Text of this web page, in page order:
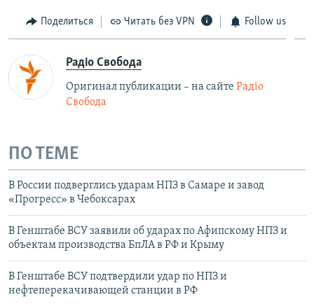
Поделиться Читать без VPN Follow us
Радіо Свобода
Оригинал публикации – на сайте Радіо
Свобода
ПО ТЕМЕ
В России подверглись ударам НПЗ в Самаре и завод
«Прогресс» в Чебоксарах
В Генштабе ВСУ заявили об ударах по Афипскому НПЗ и
объектам производства БпЛА в РФ и Крыму
В Генштабе ВСУ подтвердили удар по НПЗ и
нефтеперекачивающей станции в РФ